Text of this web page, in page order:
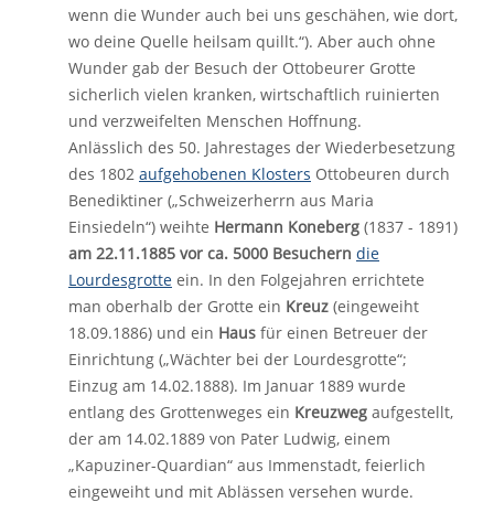
wenn die Wunder auch bei uns geschähen, wie dort,
wo deine Quelle heilsam quillt.“). Aber auch ohne
Wunder gab der Besuch der Ottobeurer Grotte
sicherlich vielen kranken, wirtschaftlich ruinierten
und verzweifelten Menschen Hoffnung.
Anlässlich des 50. Jahrestages der Wiederbesetzung
des 1802 aufgehobenen Klosters Ottobeuren durch
Benediktiner („Schweizerherrn aus Maria
Einsiedeln“) weihte Hermann Koneberg (1837 - 1891)
am 22.11.1885 vor ca. 5000 Besuchern die
Lourdesgrotte ein. In den Folgejahren errichtete
man oberhalb der Grotte ein Kreuz (eingeweiht
18.09.1886) und ein Haus für einen Betreuer der
Einrichtung („Wächter bei der Lourdesgrotte“;
Einzug am 14.02.1888). Im Januar 1889 wurde
entlang des Grottenweges ein Kreuzweg aufgestellt,
der am 14.02.1889 von Pater Ludwig, einem
„Kapuziner-Quardian“ aus Immenstadt, feierlich
eingeweiht und mit Ablässen versehen wurde.